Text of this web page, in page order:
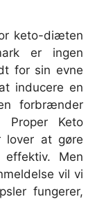
keto-diæten
er ingen
for sin evne
inducere en
forbrænder
Keto
lover at gøre
Men
vil vi
fungerer,